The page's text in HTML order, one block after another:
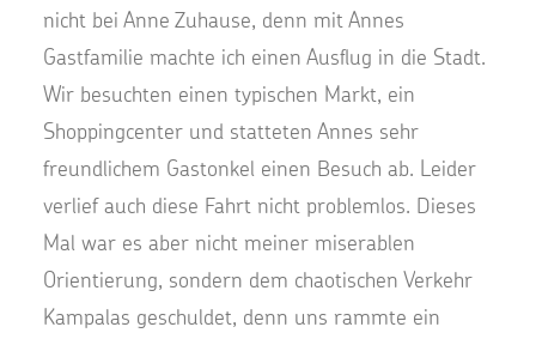
nicht bei Anne Zuhause, denn mit Annes
Gastfamilie machte ich einen Ausflug in die Stadt.
Wir besuchten einen typischen Markt, ein
Shoppingcenter und statteten Annes sehr
freundlichem Gastonkel einen Besuch ab. Leider
verlief auch diese Fahrt nicht problemlos. Dieses
Mal war es aber nicht meiner miserablen
Orientierung, sondern dem chaotischen Verkehr
Kampalas geschuldet, denn uns rammte ein